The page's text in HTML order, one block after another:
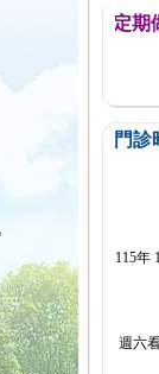
,提醒您定期做乳
門診
115年
週六